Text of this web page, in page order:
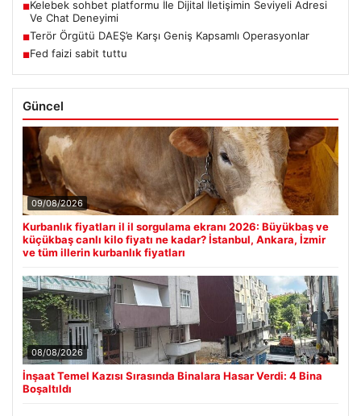
■Kelebek sohbet platformu İle Dijital İletişimin Seviyeli Adresi
Ve Chat Deneyimi
■Terör Örgütü DAEŞ’e Karşı Geniş Kapsamlı Operasyonlar
■Fed faizi sabit tuttu
Güncel
09/08/2026
Kurbanlık fiyatları il il sorgulama ekranı 2026: Büyükbaş ve
küçükbaş canlı kilo fiyatı ne kadar? İstanbul, Ankara, İzmir
ve tüm illerin kurbanlık fiyatları
08/08/2026
İnşaat Temel Kazısı Sırasında Binalara Hasar Verdi: 4 Bina
Boşaltıldı